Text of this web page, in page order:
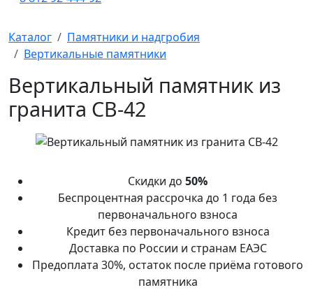
Каталог
Памятники и надгробия
Вертикальные памятники
Вертикальный памятник из
гранита СВ-42
Скидки до 50%
Беспроцентная рассрочка до 1 года без
первоначального взноса
Кредит без первоначального взноса
Доставка по России и странам ЕАЭС
Предоплата 30%, остаток после приёма готового
памятника